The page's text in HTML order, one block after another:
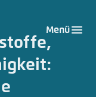
Menü
basierend
aus,